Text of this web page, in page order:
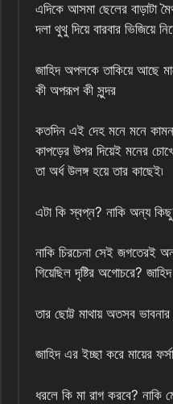
এদিকে আসমা ছেলের বাড়াটা
দলা থুথু দিয়ে বারবার ভিজিয়ে
জাহিদ অপলকে তাকিয়ে আছে
কী অপরূপ কী সুন্দর
কতদিন এই দেহ মনে মনে
কাপড়ের উপর দিয়েই মনের
তা অর্ধ উলঙ্গ হয়ে তার কাছেই৷
এটা কি স্বপ্ন? নাকি অন্য
নাকি চিরচেনা সেই জগতেরই
গিয়েছিল দৃষ্টির অগোচরে?
তার ছোট্ট মাথায় অতসব
জাহিদ এর ইচ্ছা করে মায়ের
ধরলে কি মা রাগ করবে? নাকি